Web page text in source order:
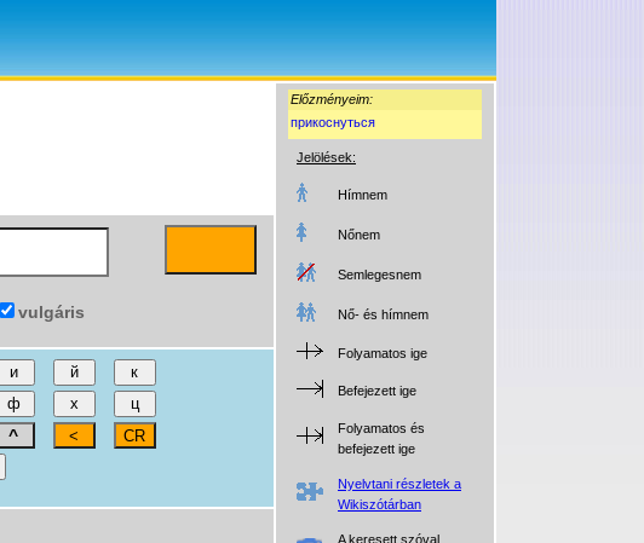
Előzményeim:
прикоснуться
Jelölések:
Hímnem
Nőnem
Semlegesnem
Nő- és hímnem
Folyamatos ige
Befejezett ige
Folyamatos és
befejezett ige
Nyelvtani részletek a
Wikiszótárban
A keresett szóval
vulgáris